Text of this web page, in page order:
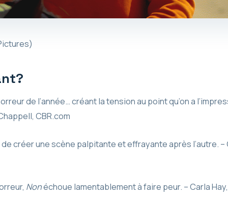
de l’année… créant la tension au point qu’on a
CBR.com
créer une scène palpitante et effrayante après l’autre. –
Nonéchoue lamentablement à faire peur. – Carla